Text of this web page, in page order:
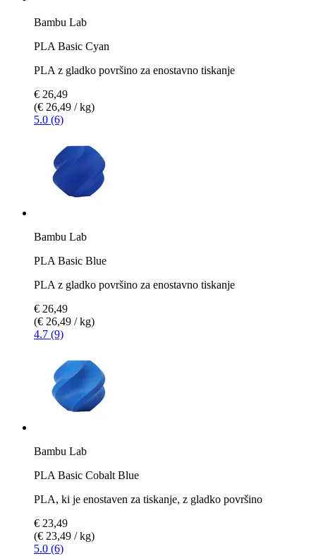
Bambu Lab
PLA Basic Cyan
PLA z gladko površino za enostavno tiskanje
€ 26,49
(€ 26,49 / kg)
5.0 (6)
Bambu Lab
PLA Basic Blue
PLA z gladko površino za enostavno tiskanje
€ 26,49
(€ 26,49 / kg)
4.7 (9)
Bambu Lab
PLA Basic Cobalt Blue
PLA, ki je enostaven za tiskanje, z gladko površino
€ 23,49
(€ 23,49 / kg)
5.0 (6)